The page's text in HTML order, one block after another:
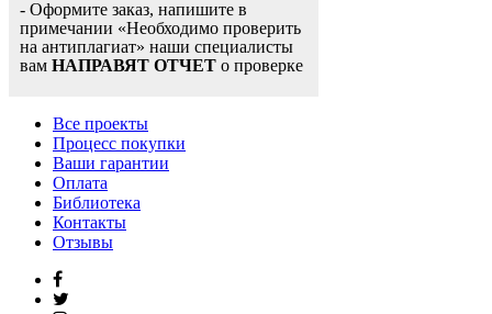
- Оформите заказ, напишите в
примечании «Необходимо проверить
на антиплагиат» наши специалисты
вам НАПРАВЯТ ОТЧЕТ о проверке
Все проекты
Процесс покупки
Ваши гарантии
Оплата
Библиотека
Контакты
Отзывы